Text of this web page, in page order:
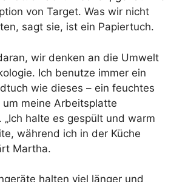
von Target. Was wir nicht
sagt sie, ist ein Papiertuch.
wir denken an die Umwelt
Ich benutze immer ein
wie dieses – ein feuchtes
um meine Arbeitsplatte
„Ich halte es gespült und warm
während ich in der Küche
Martha.
halten viel länger und